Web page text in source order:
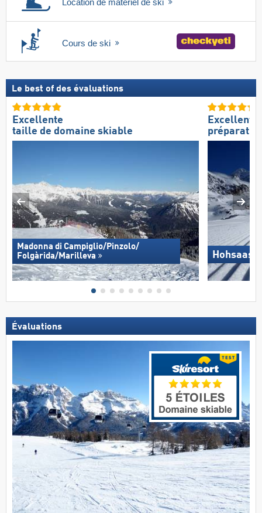
Location de matériel de ski
Cours de ski
Le best of des évaluations
Excellente
taille de domaine skiable
Madonna di Campiglio/​Pinzolo/​
Folgàrida/​Marilleva
Excellente
Hohsaas
Évaluations